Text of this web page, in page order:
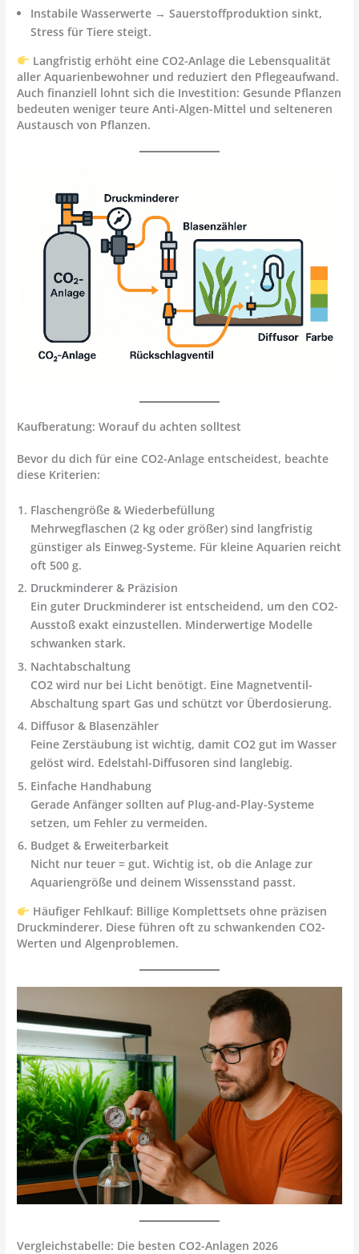
Instabile Wasserwerte → Sauerstoffproduktion sinkt,
Stress für Tiere steigt.
Langfristig erhöht eine CO2-Anlage die Lebensqualität
aller Aquarienbewohner und reduziert den Pflegeaufwand.
Auch finanziell lohnt sich die Investition: Gesunde Pflanzen
bedeuten weniger teure Anti-Algen-Mittel und selteneren
Austausch von Pflanzen.
Kaufberatung: Worauf du achten solltest
Bevor du dich für eine CO2-Anlage entscheidest, beachte
diese Kriterien:
Flaschengröße & Wiederbefüllung
Mehrwegflaschen (2 kg oder größer) sind langfristig
günstiger als Einweg-Systeme. Für kleine Aquarien reicht
oft 500 g.
Druckminderer & Präzision
Ein guter Druckminderer ist entscheidend, um den CO2-
Ausstoß exakt einzustellen. Minderwertige Modelle
schwanken stark.
Nachtabschaltung
CO2 wird nur bei Licht benötigt. Eine Magnetventil-
Abschaltung spart Gas und schützt vor Überdosierung.
Diffusor & Blasenzähler
Feine Zerstäubung ist wichtig, damit CO2 gut im Wasser
gelöst wird. Edelstahl-Diffusoren sind langlebig.
Einfache Handhabung
Gerade Anfänger sollten auf Plug-and-Play-Systeme
setzen, um Fehler zu vermeiden.
Budget & Erweiterbarkeit
Nicht nur teuer = gut. Wichtig ist, ob die Anlage zur
Aquariengröße und deinem Wissensstand passt.
Häufiger Fehlkauf: Billige Komplettsets ohne präzisen
Druckminderer. Diese führen oft zu schwankenden CO2-
Werten und Algenproblemen.
Vergleichstabelle: Die besten CO2-Anlagen 2026